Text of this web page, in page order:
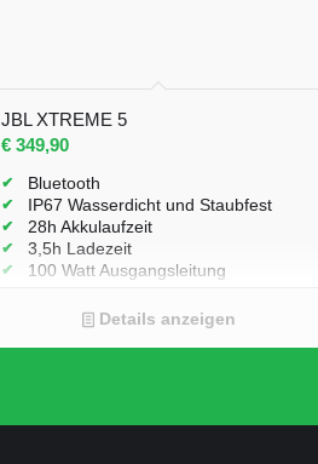
JBL XTREME 5
€ 349,90
Bluetooth
IP67 Wasserdicht und Staubfest
28h Akkulaufzeit
3,5h Ladezeit
100 Watt Ausgangsleitung
Ambient LightDetails anzeigen